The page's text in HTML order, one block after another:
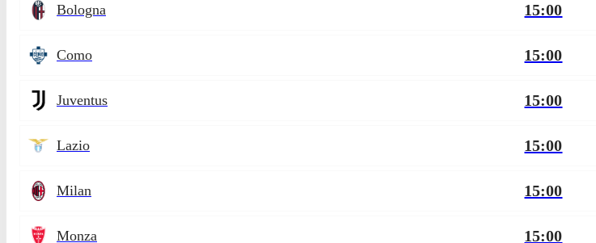
Bologna 15:00
Como 15:00
Juventus 15:00
Lazio 15:00
Milan 15:00
Monza 15:00